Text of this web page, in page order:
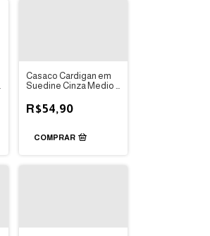
Casaco Cardigan em
Suedine Cinza Medio -
R$54,90
COMPRAR